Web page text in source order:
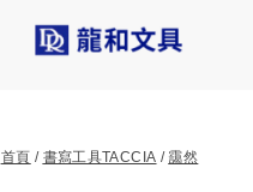
首頁 書寫工具TACCIA 靄然